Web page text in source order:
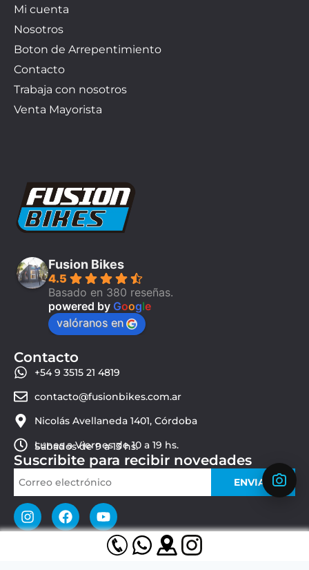
Mi cuenta
Nosotros
Boton de Arrepentimiento
Contacto
Trabaja con nosotros
Venta Mayorista
Fusion Bikes
4.5
Basado en 380 reseñas.
powered by Google
valóranos en
Contacto
+54 9 3515 21 4819
contacto@fusionbikes.com.ar
Nicolás Avellaneda 1401, Córdoba
Lunes a Viernes de 10 a 19 hs.
Sábados de 9 a 13 hs.
Suscribite para recibir novedades
ENVIAR
© 2026 Fusion Bikes